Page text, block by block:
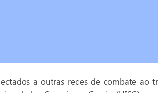
a outras redes de combate ao